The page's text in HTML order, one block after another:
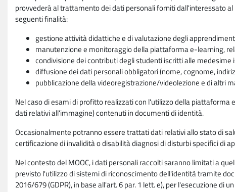
provvederà al trattamento dei dati personali forniti dall'interessato
seguenti finalità:
gestione attività didattiche e di valutazione degli
manutenzione e monitoraggio della piattaforma e-learning,
condivisione dei contributi degli studenti iscritti alle
diffusione dei dati personali obbligatori (nome, cognome,
pubblicazione della videoregistrazione/videolezione e di altri
Nel caso di esami di profitto realizzati con l'utilizzo della
dati relativi all'immagine) contenuti in documenti di identità.
Occasionalmente potranno essere trattati dati relativi allo stato di
certificazione di invalidità o disabilità diagnosi di disturbi specifici di
Nel contesto del MOOC, i dati personali raccolti saranno limitati a
previsto l'utilizzo di sistemi di riconoscimento dell'identità tramite
2016/679 (GDPR), in base all'art. 6 par. 1 lett. e), per l'esecuzione di